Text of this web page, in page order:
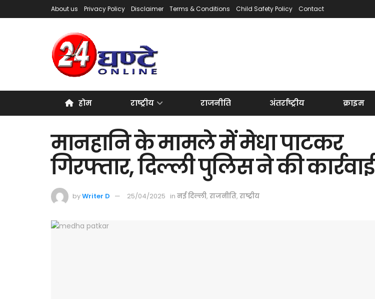
About us Privacy Policy Disclaimer Terms & Conditions Child Safety Policy Contact
होम राष्ट्रीय राजनीति अंतर्राष्ट्रीय क्राइम
मानहानि के मामले में मेधा पाटकर
गिरफ्तार, दिल्ली पुलिस ने की कार्रवाई
byWriter D 25/04/2025 in नई दिल्ली, राजनीति, राष्ट्रीय